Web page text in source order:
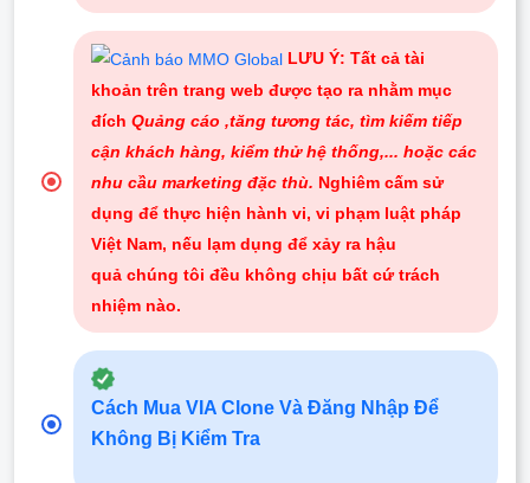
LƯU Ý: Tất cả tài
khoản trên trang web được tạo ra nhằm mục
đích Quảng cáo ,tăng tương tác, tìm kiếm tiếp
cận khách hàng, kiểm thử hệ thống,... hoặc các
nhu cầu marketing đặc thù. Nghiêm cấm sử
dụng để thực hiện hành vi, vi phạm luật pháp
Việt Nam, nếu lạm dụng để xảy ra hậu
quả chúng tôi đều không chịu bất cứ trách
nhiệm nào.
Cách Mua VIA Clone Và Đăng Nhập Để
Không Bị Kiểm Tra